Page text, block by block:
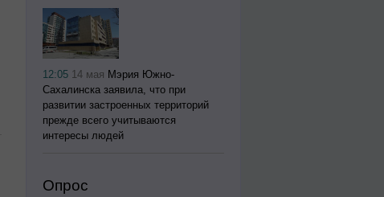
12:05 14 мая Мэрия Южно-
Сахалинска заявила, что при
развитии застроенных территорий
прежде всего учитываются
интересы людей
Опрос